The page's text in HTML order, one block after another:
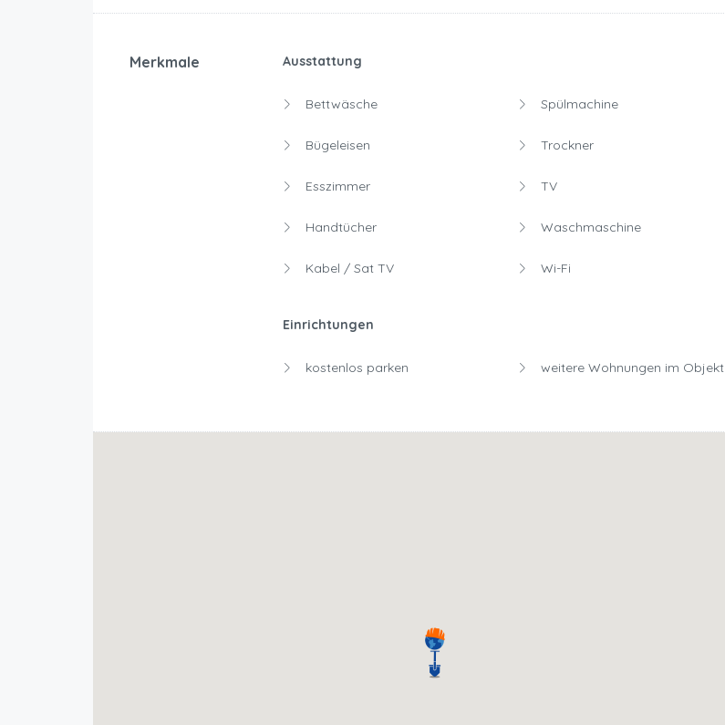
Merkmale Ausstattung
Bettwäsche
Bügeleisen
Esszimmer
Handtücher
Kabel / Sat TV
Spülmachine
Trockner
TV
Waschmaschine
Wi-Fi
Einrichtungen
kostenlos parken weitere Wohnungen im Objekt